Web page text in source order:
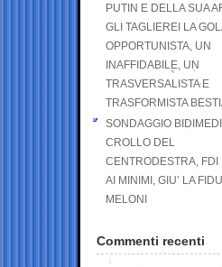
PUTIN E DELLA SUA
GLI TAGLIEREI LA
OPPORTUNISTA, UN
INAFFIDABILE, UN
TRASVERSALISTA E
TRASFORMISTA
SONDAGGIO
CROLLO DEL
CENTRODESTRA, FDI
AI MINIMI, GIU’ LA
MELONI
Commenti recenti